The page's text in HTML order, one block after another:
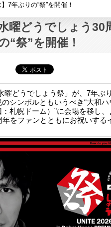
7年ぶりの“祭”を開催！
水曜どうでしょう30
“祭”を開催！
曜どうでしょう祭」が、7年ぶ
のシンボルともいうべき“大和
：札幌ドーム）”に会場を移し
年をファンとともにお祝いする